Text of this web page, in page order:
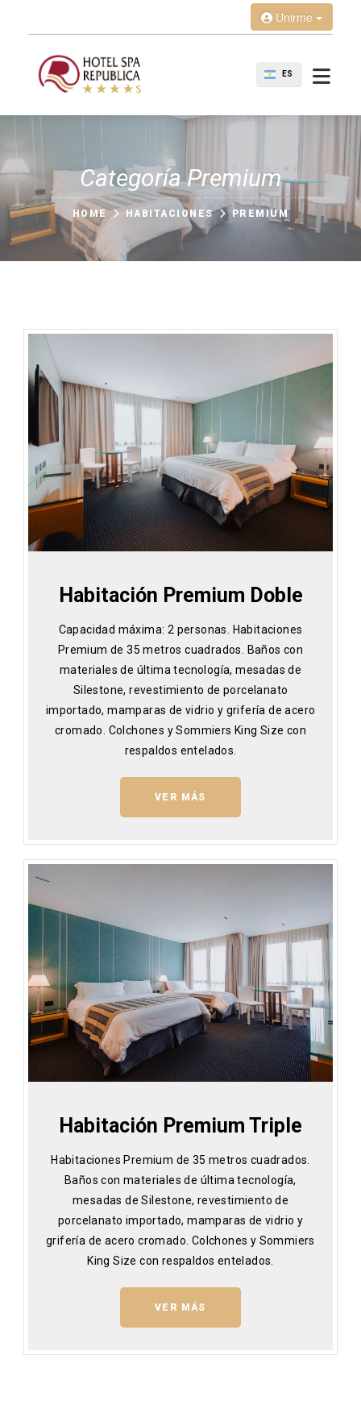
Unirme
ES
Categoría Premium
HOME HABITACIONES PREMIUM
Habitación Premium Doble
Capacidad máxima: 2 personas. Habitaciones
Premium de 35 metros cuadrados. Baños con
materiales de última tecnología, mesadas de
Silestone, revestimiento de porcelanato
importado, mamparas de vidrio y grifería de acero
cromado. Colchones y Sommiers King Size con
respaldos entelados.
VER MÁS
Habitación Premium Triple
Habitaciones Premium de 35 metros cuadrados.
Baños con materiales de última tecnología,
mesadas de Silestone, revestimiento de
porcelanato importado, mamparas de vidrio y
grifería de acero cromado. Colchones y Sommiers
King Size con respaldos entelados.
VER MÁS